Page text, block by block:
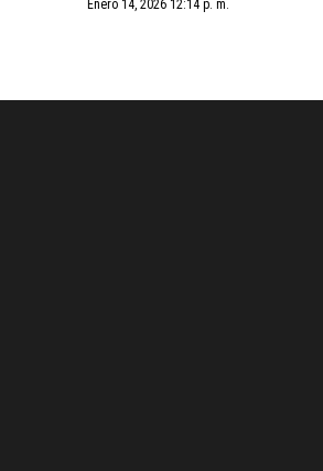
Enero 14, 2026 12:14 p. m.